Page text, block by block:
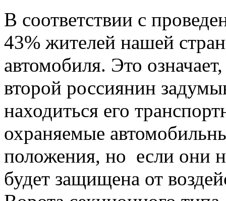
В соответствии с
43% жителей нашей
автомобиля. Это
второй россиянин
находиться его
охраняемые
положения, но если они
будет защищена от